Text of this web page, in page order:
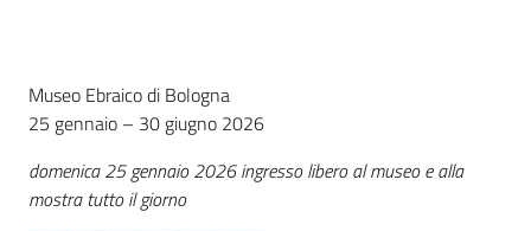
Museo Ebraico di Bologna
25 gennaio – 30 giugno 2026
domenica 25 gennaio 2026 ingresso libero al museo e alla
mostra tutto il giorno